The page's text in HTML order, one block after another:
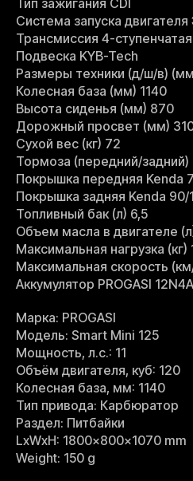
Тип зажигания CDI
Система запуска
Трансмиссия 4-
Подвеска KYB-Tech
Размеры техники (д/ш/в)
Колесная база (мм) 1140
Высота сиденья (мм) 870
Дорожный просвет (мм)
Сухой вес (кг) 72
Тормоза (передний/
Покрышка передняя Kenda
Покрышка задняя Kenda 90/
Топливный бак (л) 6,5
Объем масла в двигателе
Максимальная нагрузка (кг)
Максимальная скорость
Аккумулятор PROGASI
Марка: PROGASI
Модель: Smart Mini 125
Мощность, л.с.: 11
Объём двигателя, куб: 120
Колесная база, мм: 1140
Тип привода: Карбюратор
Раздел: Питбайки
LxWxH: 1800x800x1070 mm
Weight: 150 g